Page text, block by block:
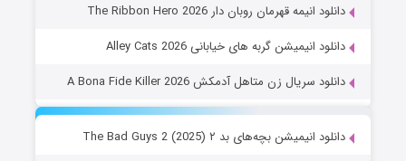
دانلود انیمه قهرمان روبان دار The Ribbon Hero 2026
دانلود انیمیشن گربه های خیابانی Alley Cats 2026
دانلود سریال زن متاهل آدمکش A Bona Fide Killer 2026
دانلود انیمیشن بچه‌های بد ۲ The Bad Guys 2 (2025)